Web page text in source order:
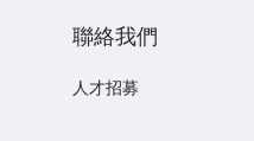
聯絡我們
人才招募